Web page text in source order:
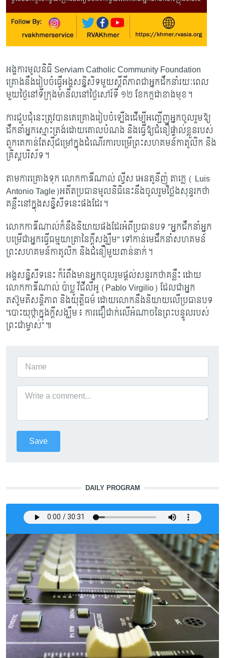
អង្គការមូលនិធិ Serviam Catholic Community Foundation
គ្រោងនឹងរៀបចំធ្វើអង្គសន្និសិទមួយស្តីពីភាពជាអ្នកដឹកនាំរយៈពេល
មួយថ្ងៃនៅទីក្រុងម៉ានីលនៅថ្ងៃសៅរ៍ទី ១២ ខែកក្កដាខាងមុខ។
ការជួបជុំនេះត្រូវបានគេគ្រោងរៀបចំឡើងដើម្បីអញ្ជើញអ្នកចូលរួមឱ្យ
ដឹកនាំអ្នកស្មោះត្រង់ដោយគោលបំណង និងធ្វើឱ្យជំនឿផ្ទាល់ខ្លួនរបស់
ពួកគេកាន់តែស៊ីជម្រៅក្នុងដំណើរការបម្រើព្រះសហគមន៍កាតូលិក និង
គ្រិស្តបរិស័ទ។
តាមការគ្រោងទុក លោកកាឌីណាល់ ល្វីស អេនតូនីញ៉ូ តាក្លេ ( Luis
Antonio Tagle)អតីតប្រធានមូលនិធិនេះនឹងចូលរួមថ្លែងសុន្ទរកថា
គន្លឹះនៅក្នុងសន្និសីទនេះផងដែរ។
លោកកាឌីណាល់​ក៏​នឹង​និយាយ​ផងដែរ​អំពី​ប្រធានបទ "​អ្នកដឹកនាំ​អ្នក​
បម្រើ​ជា​អ្នក​ធ្វើ​ធម្មយាត្រា​នៃ​ក្តីសង្ឃឹម​" ទៅកាន់​មេដឹកនាំ​សហគមន៍​
ព្រះសហគមន៍កាតូលិក និង​ជំនឿ​មួយពាន់​នាក់។
អង្គសន្និសីទនេះ ក៏រំពឹងមានអ្នកចូលរួមផ្តល់សន្ទរកថាគន្លឹះ ដោយ
លោកកាឌីណាល់ ប៉ាប្លូ វ័ជីលីអូ (Pablo Virgilio) ដែលជាអ្នក
តស៊ូមតិសន្តិភាព និងយុត្តិធម៌ ដោយលោកនឹងនិយាយលើប្រធានបទ
“បោះយុថ្កាក្នុងក្តីសង្ឃឹម៖ ការជឿជាក់លើអំណាចនៃព្រះបន្ទូលរបស់
ព្រះជាម្ចាស់”៕
DAILY PROGRAM